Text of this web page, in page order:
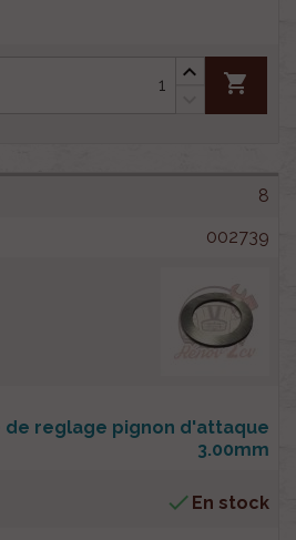
shopping_cart
8
002739
de reglage pignon d'attaque
3.00mm
 En stock